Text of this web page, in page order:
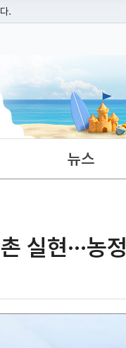
.
있다면 아래 URL에서 도메
뉴스
실현···농